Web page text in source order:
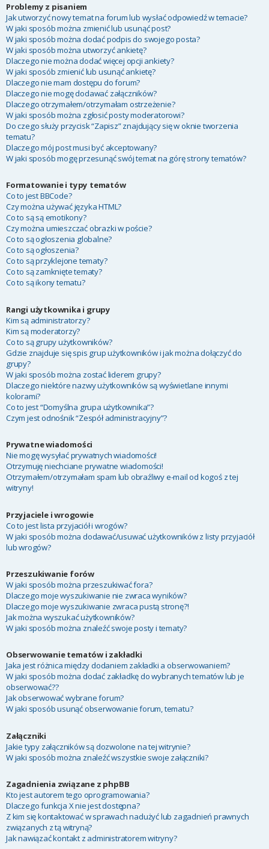
Problemy z pisaniem
Jak utworzyć nowy temat na forum lub wysłać odpowiedź w temacie?
W jaki sposób można zmienić lub usunąć post?
W jaki sposób można dodać podpis do swojego posta?
W jaki sposób można utworzyć ankietę?
Dlaczego nie można dodać więcej opcji ankiety?
W jaki sposób zmienić lub usunąć ankietę?
Dlaczego nie mam dostępu do forum?
Dlaczego nie mogę dodawać załączników?
Dlaczego otrzymałem/otrzymałam ostrzeżenie?
W jaki sposób można zgłosić posty moderatorowi?
Do czego służy przycisk “Zapisz” znajdujący się w oknie tworzenia
tematu?
Dlaczego mój post musi być akceptowany?
W jaki sposób mogę przesunąć swój temat na górę strony tematów?
Formatowanie i typy tematów
Co to jest BBCode?
Czy można używać języka HTML?
Co to są są emotikony?
Czy można umieszczać obrazki w poście?
Co to są ogłoszenia globalne?
Co to są ogłoszenia?
Co to są przyklejone tematy?
Co to są zamknięte tematy?
Co to są ikony tematu?
Rangi użytkownika i grupy
Kim są administratorzy?
Kim są moderatorzy?
Co to są grupy użytkowników?
Gdzie znajduje się spis grup użytkowników i jak można dołączyć do
grupy?
W jaki sposób można zostać liderem grupy?
Dlaczego niektóre nazwy użytkowników są wyświetlane innymi
kolorami?
Co to jest “Domyślna grupa użytkownika”?
Czym jest odnośnik “Zespół administracyjny”?
Prywatne wiadomości
Nie mogę wysyłać prywatnych wiadomości!
Otrzymuję niechciane prywatne wiadomości!
Otrzymałem/otrzymałam spam lub obraźliwy e-mail od kogoś z tej
witryny!
Przyjaciele i wrogowie
Co to jest lista przyjaciół i wrogów?
W jaki sposób można dodawać/usuwać użytkowników z listy przyjaciół
lub wrogów?
Przeszukiwanie forów
W jaki sposób można przeszukiwać fora?
Dlaczego moje wyszukiwanie nie zwraca wyników?
Dlaczego moje wyszukiwanie zwraca pustą stronę?!
Jak można wyszukać użytkowników?
W jaki sposób można znaleźć swoje posty i tematy?
Obserwowanie tematów i zakładki
Jaka jest różnica między dodaniem zakładki a obserwowaniem?
W jaki sposób można dodać zakładkę do wybranych tematów lub je
obserwować??
Jak obserwować wybrane forum?
W jaki sposób usunąć obserwowanie forum, tematu?
Załączniki
Jakie typy załączników są dozwolone na tej witrynie?
W jaki sposób można znaleźć wszystkie swoje załączniki?
Zagadnienia związane z phpBB
Kto jest autorem tego oprogramowania?
Dlaczego funkcja X nie jest dostępna?
Z kim się kontaktować w sprawach nadużyć lub zagadnień prawnych
związanych z tą witryną?
Jak nawiązać kontakt z administratorem witryny?